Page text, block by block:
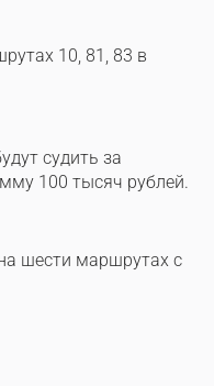
10, 81, 83 в
судить за
100 тысяч рублей.
шести маршрутах с